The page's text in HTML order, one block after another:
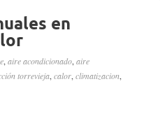
en
, aire acondicionado, aire
torrevieja, calor, climatizacion,